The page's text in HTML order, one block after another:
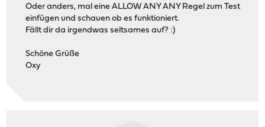
Oder anders, mal eine ALLOW ANY ANY Regel zum Test
einfügen und schauen ob es funktioniert.
Fällt dir da irgendwas seltsames auf? :)
Schöne Grüße
Oxy